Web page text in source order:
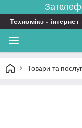
Техномікс -
Товари та